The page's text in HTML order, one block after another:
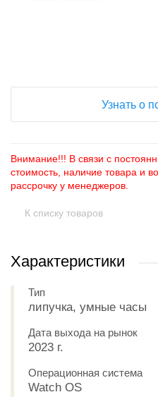
Узнать о
Внимание!!! В связи с
стоимость, наличие товара и
рассрочку у менеджеров.
К списку товаров
Характеристики
Тип
липучка, умные часы
Дата выхода на рынок
2023 г.
Операционная система
Watch OS